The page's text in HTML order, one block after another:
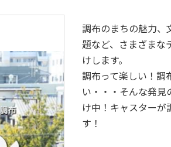
調布のまちの魅力、
題など、さまざまな
けします。
調布って楽しい！調
い・・・そんな発
け中！キャスターが
す！